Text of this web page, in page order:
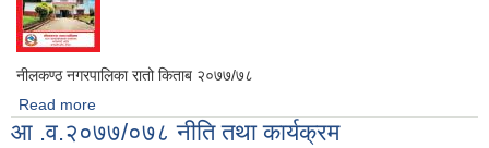
नीलकण्ठ नगरपालिका रातो किताब २०७७/७८
Read more
आ .व.२०७७/०७८ नीति तथा कार्यक्रम